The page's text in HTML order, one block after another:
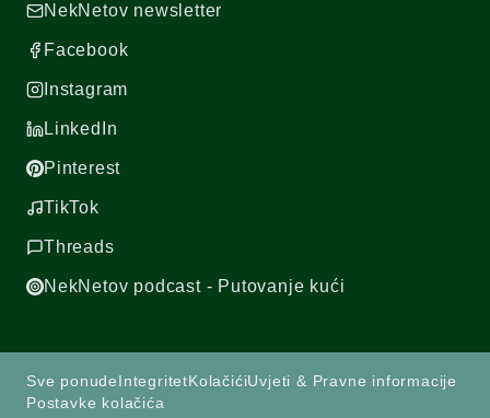
NekNetov newsletter
Facebook
Instagram
LinkedIn
Pinterest
TikTok
Threads
NekNetov podcast - Putovanje kući
Sve ponudeIntegritetKolačićiUvjeti & Pravne informacije
Postavke kolačića